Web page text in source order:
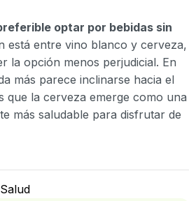
optar por bebidas sin
está entre vino blanco y cerveza,
la opción menos perjudicial. En
más parece inclinarse hacia el
que la cerveza emerge como una
más saludable para disfrutar de
Salud